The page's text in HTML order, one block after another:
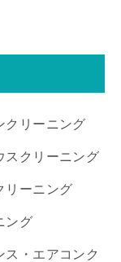
クリーニング
スクリーニング
リーニング
ング
ス・エアコンク